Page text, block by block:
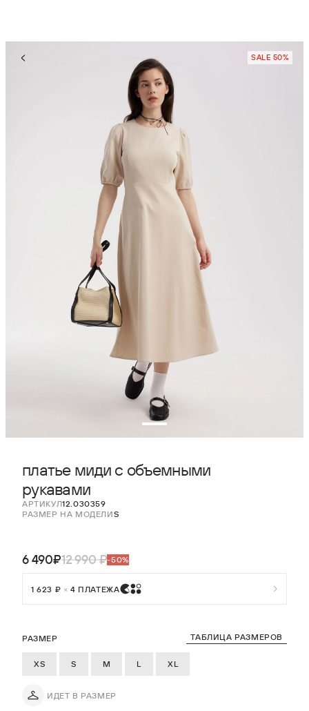
SALE 50%
платье миди с объемными
рукавами
АРТИКУЛ12.030359
РАЗМЕР НА МОДЕЛИS
РАЗМЕР ТАБЛИЦА РАЗМЕРОВ
XS S M L XL
ИДЕТ В РАЗМЕР
6 490₽12 990 ₽-50%
1 623 ₽ × 4 ПЛАТЕЖА